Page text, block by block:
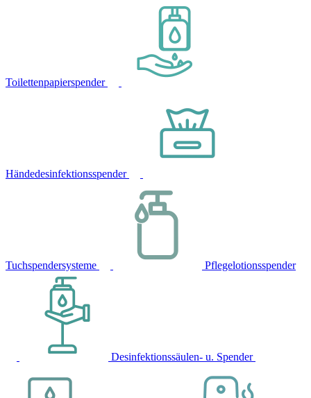
Toilettenpapierspender
Händedesinfektionsspender
Tuchspendersysteme Pflegelotionsspender
Desinfektionssäulen- u. Spender